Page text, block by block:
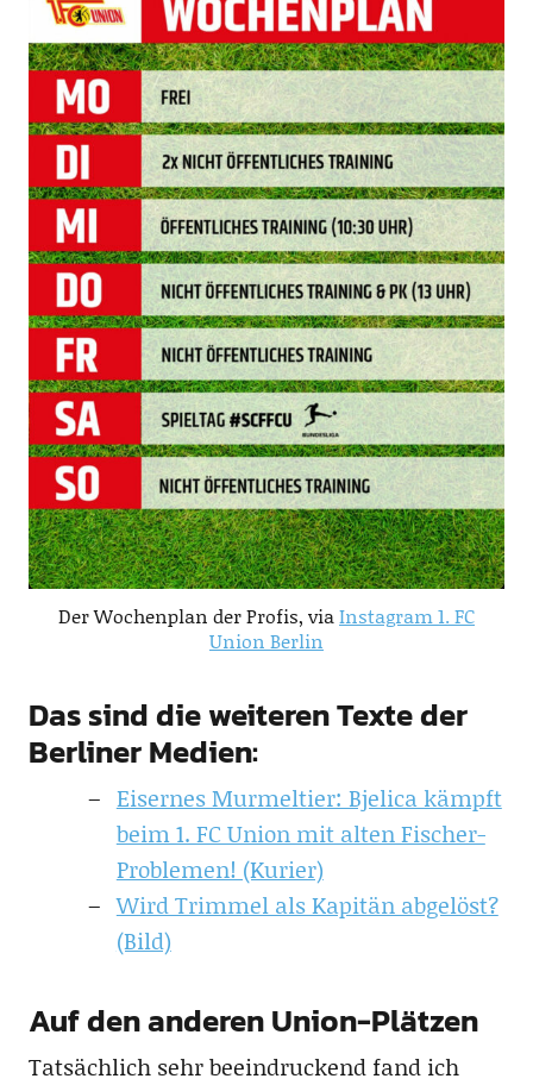
Der Wochenplan der Profis, viaInstagram 1. FC
Union Berlin
Das sind die weiteren Texte der
Berliner Medien:
Eisernes Murmeltier: Bjelica kämpft
beim 1. FC Union mit alten Fischer-
Problemen! (Kurier)
Wird Trimmel als Kapitän abgelöst?
(Bild)
Auf den anderen Union-Plätzen
Tatsächlich sehr beeindruckend fand ich